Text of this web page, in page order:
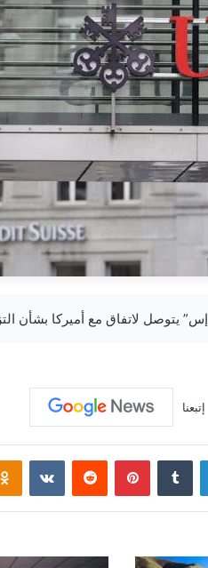
إتبعنا
لينكدإن ‏Tumblr بينتيريست ‏Reddit
‏VKontakte